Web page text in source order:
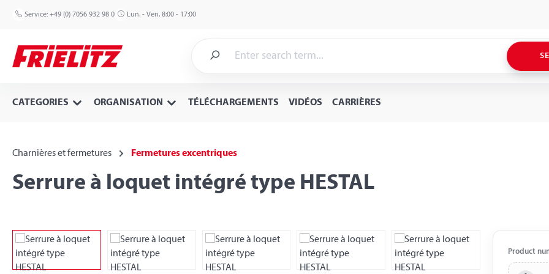
to main content
Skip to search
Skip to main navigation
Service: +49 (0) 7056 932 98 0 Lun. - Ven. 8:00 - 17:00
CATEGORIES ORGANISATION TÉLÉCHARGEMENTS VIDÉOS CARRIÈRES
Charnières et fermetures Fermetures excentriques
Serrure à loquet intégré type HESTAL
Skip image gallery
Product